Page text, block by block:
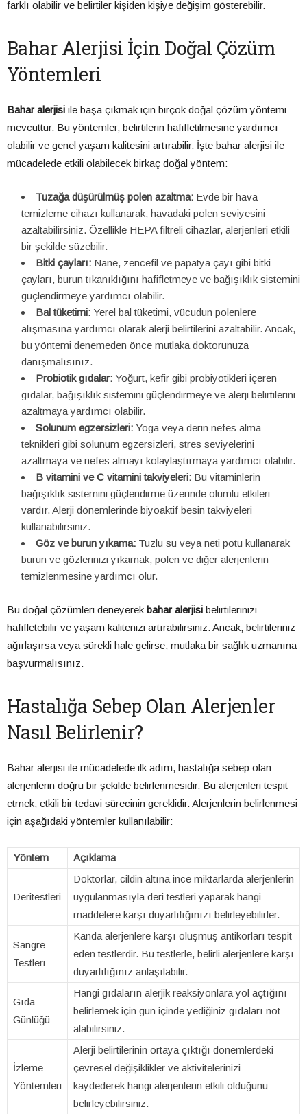
farklı olabilir ve belirtiler kişiden kişiye değişim gösterebilir.
Bahar Alerjisi İçin Doğal Çözüm
Yöntemleri
Bahar alerjisi ile başa çıkmak için birçok doğal çözüm yöntemi
mevcuttur. Bu yöntemler, belirtilerin hafifletilmesine yardımcı
olabilir ve genel yaşam kalitesini artırabilir. İşte bahar alerjisi ile
mücadelede etkili olabilecek birkaç doğal yöntem:
Tuzağa düşürülmüş polen azaltma: Evde bir hava
temizleme cihazı kullanarak, havadaki polen seviyesini
azaltabilirsiniz. Özellikle HEPA filtreli cihazlar, alerjenleri etkili
bir şekilde süzebilir.
Bitki çayları: Nane, zencefil ve papatya çayı gibi bitki
çayları, burun tıkanıklığını hafifletmeye ve bağışıklık sistemini
güçlendirmeye yardımcı olabilir.
Bal tüketimi: Yerel bal tüketimi, vücudun polenlere
alışmasına yardımcı olarak alerji belirtilerini azaltabilir. Ancak,
bu yöntemi denemeden önce mutlaka doktorunuza
danışmalısınız.
Probiotik gıdalar: Yoğurt, kefir gibi probiyotikleri içeren
gıdalar, bağışıklık sistemini güçlendirmeye ve alerji belirtilerini
azaltmaya yardımcı olabilir.
Solunum egzersizleri: Yoga veya derin nefes alma
teknikleri gibi solunum egzersizleri, stres seviyelerini
azaltmaya ve nefes almayı kolaylaştırmaya yardımcı olabilir.
B vitamini ve C vitamini takviyeleri: Bu vitaminlerin
bağışıklık sistemini güçlendirme üzerinde olumlu etkileri
vardır. Alerji dönemlerinde biyoaktif besin takviyeleri
kullanabilirsiniz.
Göz ve burun yıkama: Tuzlu su veya neti potu kullanarak
burun ve gözlerinizi yıkamak, polen ve diğer alerjenlerin
temizlenmesine yardımcı olur.
Bu doğal çözümleri deneyerek bahar alerjisi belirtilerinizi
hafifletebilir ve yaşam kalitenizi artırabilirsiniz. Ancak, belirtileriniz
ağırlaşırsa veya sürekli hale gelirse, mutlaka bir sağlık uzmanına
başvurmalısınız.
Hastalığa Sebep Olan Alerjenler
Nasıl Belirlenir?
Bahar alerjisi ile mücadelede ilk adım, hastalığa sebep olan
alerjenlerin doğru bir şekilde belirlenmesidir. Bu alerjenleri tespit
etmek, etkili bir tedavi sürecinin gereklidir. Alerjenlerin belirlenmesi
için aşağıdaki yöntemler kullanılabilir:
Yöntem Açıklama
Deritestleri
Doktorlar, cildin altına ince miktarlarda alerjenlerin
uygulanmasıyla deri testleri yaparak hangi
maddelere karşı duyarlılığınızı belirleyebilirler.
Sangre
Testleri
Kanda alerjenlere karşı oluşmuş antikorları tespit
eden testlerdir. Bu testlerle, belirli alerjenlere karşı
duyarlılığınız anlaşılabilir.
Gıda
Günlüğü
Hangi gıdaların alerjik reaksiyonlara yol açtığını
belirlemek için gün içinde yediğiniz gıdaları not
alabilirsiniz.
İzleme
Yöntemleri
Alerji belirtilerinin ortaya çıktığı dönemlerdeki
çevresel değişiklikler ve aktivitelerinizi
kaydederek hangi alerjenlerin etkili olduğunu
belirleyebilirsiniz.